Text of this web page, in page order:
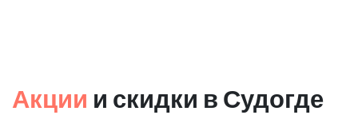
Акции и скидки в Судогде